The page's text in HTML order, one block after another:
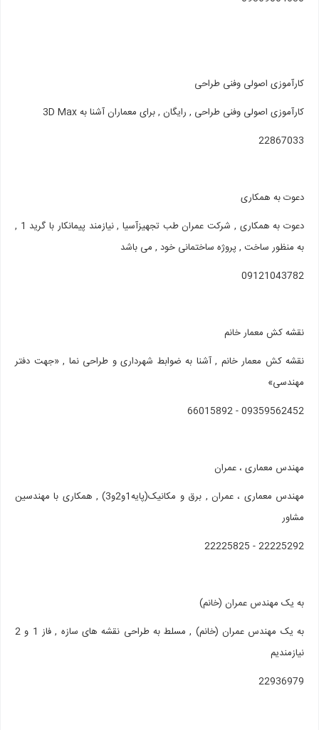
کارآموزی اصولی وفنی طراحی
کارآموزی اصولی وفنی طراحی , رایگان , برای معماران آشنا به 3D Max
22867033
دعوت به همکاری
دعوت به همکاری , شرکت عمران طب تجهیزآسیا , نیازمند پیمانکار با گرید 1 ,
به منظور ساخت , پروژه ساختمانی خود , می باشد
09121043782
نقشه کش معمار خانم
نقشه کش معمار خانم , آشنا به ضوابط شهرداری و طراحی نما , «جهت دفتر
مهندسی»
09359562452 - 66015892
مهندس معماری ، عمران
مهندس معماری ، عمران , برق و مکانیک(پایه1و2و3) , همکاری با مهندسین
مشاور
22225292 - 22225825
به یک مهندس عمران (خانم)
به یک مهندس عمران (خانم) , مسلط به طراحی نقشه های سازه , فاز 1 و 2
نیازمندیم
22936979